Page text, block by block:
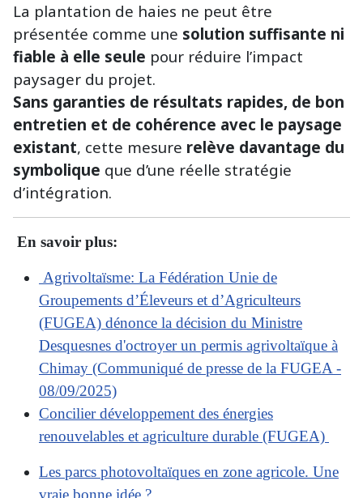
La plantation de haies ne peut être
présentée comme une solution suffisante ni
fiable à elle seule pour réduire l’impact
paysager du projet.
Sans garanties de résultats rapides, de bon
entretien et de cohérence avec le paysage
existant, cette mesure relève davantage du
symbolique que d’une réelle stratégie
d’intégration.
En savoir plus:
Agrivoltaïsme: La Fédération Unie de
Groupements d’Éleveurs et d’Agriculteurs
(FUGEA) dénonce la décision du Ministre
Desquesnes d'octroyer un permis agrivoltaïque à
Chimay (Communiqué de presse de la FUGEA -
08/09/2025)
Concilier développement des énergies
renouvelables et agriculture durable (FUGEA)
Les parcs photovoltaïques en zone agricole. Une
vraie bonne idée ?